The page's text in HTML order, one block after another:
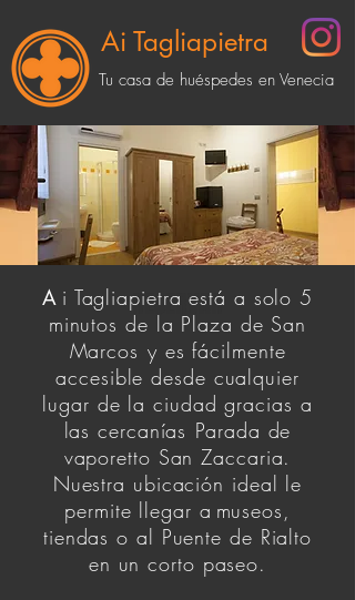
Ai Tagliapietra
Tu casa de huéspedes en Venecia
RESERVAR
A i Tagliapietra está a solo 5
minutos de la Plaza de San
Marcos y es fácilmente
accesible desde cualquier
lugar de la ciudad gracias a
las cercanías Parada de
vaporetto San Zaccaria.
Nuestra ubicación ideal le
permite llegar a museos,
tiendas o al Puente de Rialto
en un corto paseo.